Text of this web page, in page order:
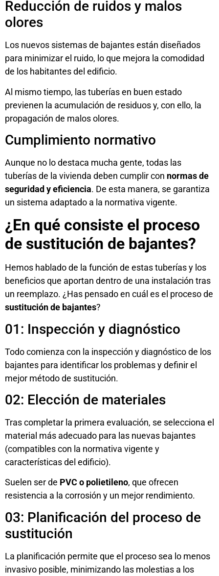
Reducción de ruidos y malos
olores
Los nuevos sistemas de bajantes están diseñados
para minimizar el ruido, lo que mejora la comodidad
de los habitantes del edificio.
Al mismo tiempo, las tuberías en buen estado
previenen la acumulación de residuos y, con ello, la
propagación de malos olores.
Cumplimiento normativo
Aunque no lo destaca mucha gente, todas las
tuberías de la vivienda deben cumplir con normas de
seguridad y eficiencia. De esta manera, se garantiza
un sistema adaptado a la normativa vigente.
¿En qué consiste el proceso
de sustitución de bajantes?
Hemos hablado de la función de estas tuberías y los
beneficios que aportan dentro de una instalación tras
un reemplazo. ¿Has pensado en cuál es el proceso de
sustitución de bajantes?
01: Inspección y diagnóstico
Todo comienza con la inspección y diagnóstico de los
bajantes para identificar los problemas y definir el
mejor método de sustitución.
02: Elección de materiales
Tras completar la primera evaluación, se selecciona el
material más adecuado para las nuevas bajantes
(compatibles con la normativa vigente y
características del edificio).
Suelen ser de PVC o polietileno, que ofrecen
resistencia a la corrosión y un mejor rendimiento.
03: Planificación del proceso de
sustitución
La planificación permite que el proceso sea lo menos
invasivo posible, minimizando las molestias a los